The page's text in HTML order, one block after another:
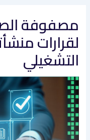
مصفوفة
لقرارات
التشغيلي